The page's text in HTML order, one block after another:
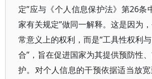
定”应与《个人信息保护法》第26条
家有关规定”做同一解释。这是因为
常意义上的权利，而是“工具性权利
合”，旨在促进国家为其提供预防性
护。对个人信息的干预依据适当放